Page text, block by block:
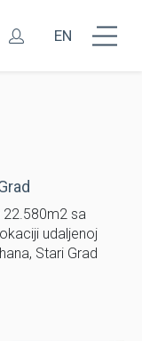
EN
22.580m2 sa
udaljenoj
Stari Grad